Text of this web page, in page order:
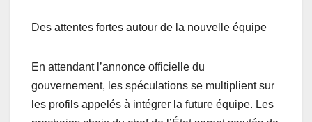
Des attentes fortes autour de la nouvelle équipe
En attendant l’annonce officielle du
gouvernement, les spéculations se multiplient sur
les profils appelés à intégrer la future équipe. Les